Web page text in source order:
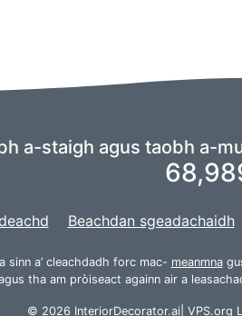
a-staigh agus taobh a-
Beachdan sgeadachaidh
sinn a’ cleachdadh forc mac- meanmna
tha am pròiseact againn air a
© 2026 InteriorDecorator.ai| VPS.org